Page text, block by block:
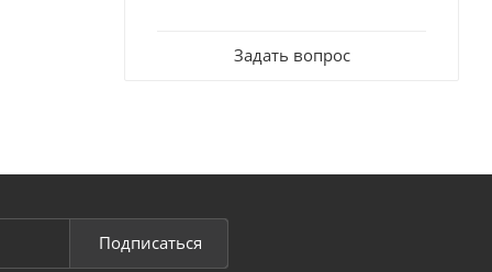
Задать вопрос
Подписаться